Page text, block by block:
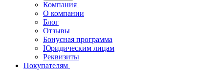
Компания
О компании
Блог
Отзывы
Бонусная программа
Юридическим лицам
Реквизиты
Покупателям